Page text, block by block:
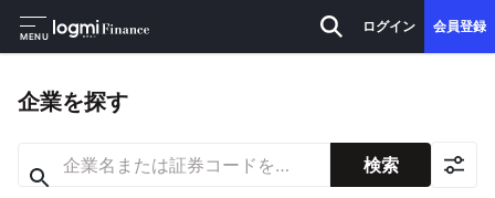
MENU
ログイン 会員登録
企業を探す
検索